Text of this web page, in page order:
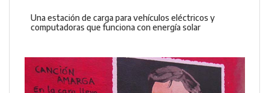
Una estación de carga para vehículos eléctricos y
computadoras que funciona con energía solar